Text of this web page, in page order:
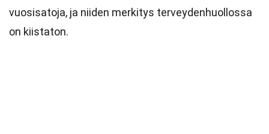
vuosisatoja, ja niiden merkitys terveydenhuollossa
on kiistaton.